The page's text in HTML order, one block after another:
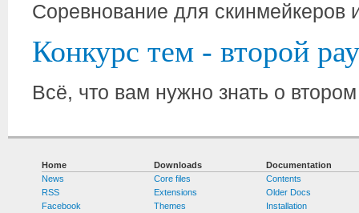
Соревнование для скинмейкеров
Конкурс тем - второй
Всё, что вам нужно знать о
Home
News
RSS
Facebook
Downloads
Core files
Extensions
Themes
Documentation
Contents
Older Docs
Installation